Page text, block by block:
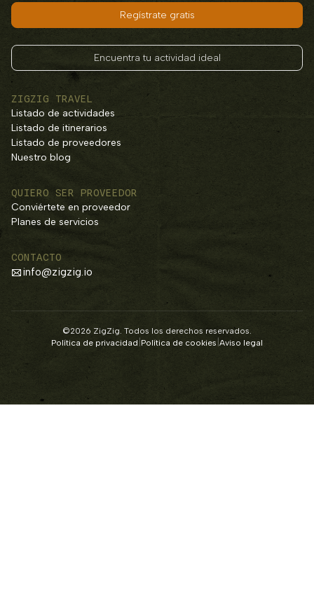
Regístrate gratis
Encuentra tu actividad ideal
ZIGZIG TRAVEL
Listado de actividades
Listado de itinerarios
Listado de proveedores
Nuestro blog
QUIERO SER PROVEEDOR
Conviértete en proveedor
Planes de servicios
CONTACTO
info@zigzig.io
©2026 ZigZig. Todos los derechos reservados.
Política de privacidad Política de cookies Aviso legal